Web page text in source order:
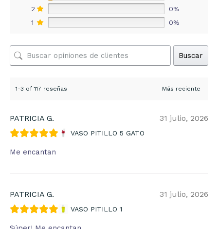
2
0%
1
0%
Buscar
1-3 of 117 reseñas
PATRICIA G. 31 julio, 2026
VASO PITILLO 5 GATO
Me encantan
PATRICIA G. 31 julio, 2026
VASO PITILLO 1